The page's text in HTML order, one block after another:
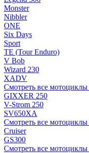
Monster
Nibbler
ONE
Six Days
Sport
TE (Tour Enduro)
V Bob
Wizard 230
XADV
Смотреть все
GIXXER 250
V-Strom 250
SV650XA
Смотреть все
Cruiser
GS300
Смотреть все